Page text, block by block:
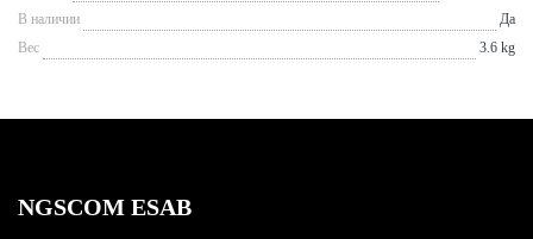
В наличии
Да
Вес
3.6 kg
NGSCOM ESAB